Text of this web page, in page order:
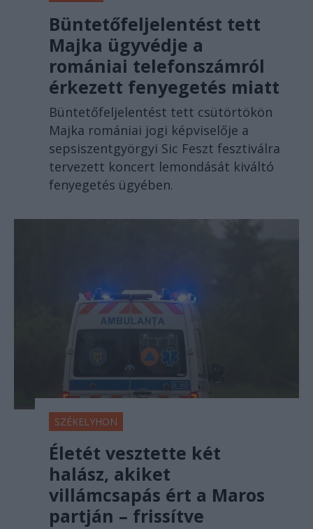
Büntetőfeljelentést tett
Majka ügyvédje a
romániai telefonszámról
érkezett fenyegetés miatt
Büntetőfeljelentést tett csütörtökön
Majka romániai jogi képviselője a
sepsiszentgyörgyi Sic Feszt fesztiválra
tervezett koncert lemondását kiváltó
fenyegetés ügyében.
SZÉKELYHON
Életét vesztette két
halász, akiket
villámcsapás ért a Maros
partján – frissítve